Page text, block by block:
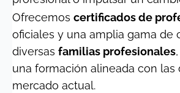
Ofrecemos certificados de
oficiales y una amplia gama de
diversas familias profesionales
una formación alineada con las
mercado actual.